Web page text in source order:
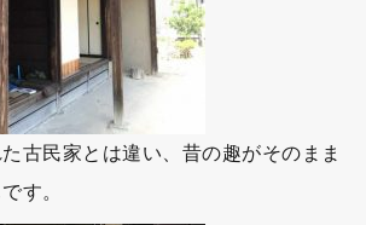
古民家とは違い、昔の趣がそのまま
す。